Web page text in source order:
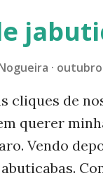
cliques.
Limão
por aqui
outubro
cliques de
querer
Vendo